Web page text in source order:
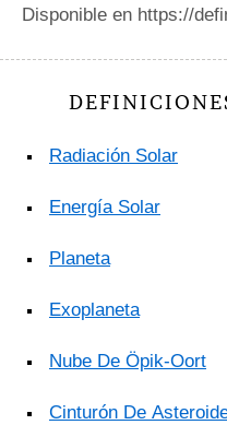
Disponible en https://
Radiación Solar
Energía Solar
Planeta
Exoplaneta
Nube De Öpik-Oort
Cinturón De